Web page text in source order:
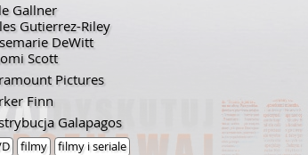
Gallner
Gutierrez-Riley
DeWitt
Scott
Pictures
Finn
Galapagos
filmy
filmy i seriale